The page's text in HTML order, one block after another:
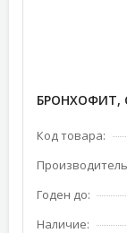
БРОНХОФИТ,
Код товара:
Годен до:
Наличие: